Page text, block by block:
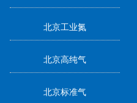
北京工业氮
北京高纯气
北京标准气